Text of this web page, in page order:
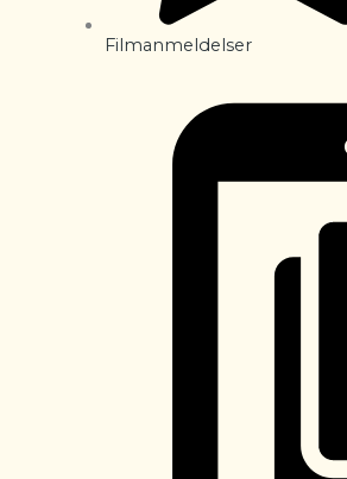
Filmanmeldelser